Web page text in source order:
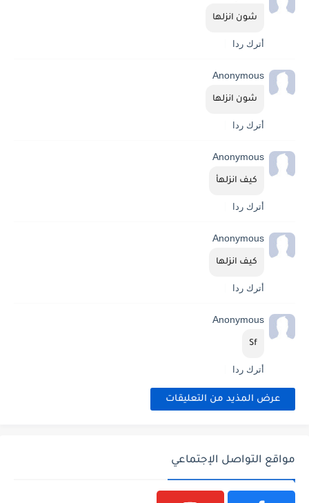
شون انزلها
أترك ردا
Anonymous
شون انزلها
أترك ردا
Anonymous
كيف انزلهأ
أترك ردا
Anonymous
كيف انزلها
أترك ردا
Anonymous
Sf
أترك ردا
عرض المذيد من التعليقات
مواقع التواصل الإجتماعي